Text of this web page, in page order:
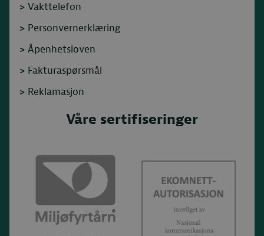
> Vakttelefon
> Personvernerklæring
> Åpenhetsloven
> Fakturaspørsmål
> Reklamasjon
Våre sertifiseringer